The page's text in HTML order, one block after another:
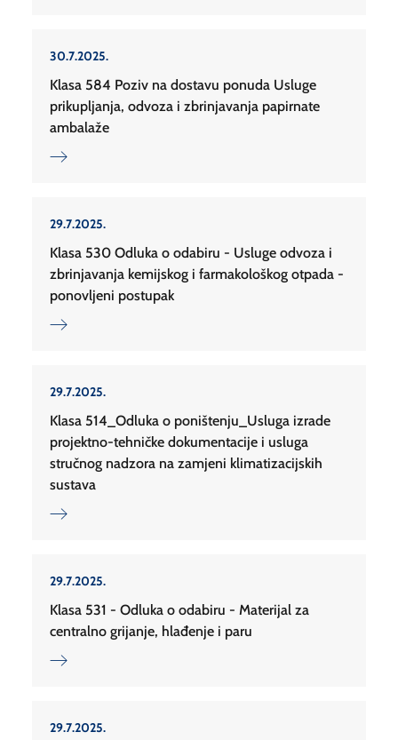
30.7.2025.
Klasa 584 Poziv na dostavu ponuda Usluge
prikupljanja, odvoza i zbrinjavanja papirnate
ambalaže
29.7.2025.
Klasa 530 Odluka o odabiru - Usluge odvoza i
zbrinjavanja kemijskog i farmakološkog otpada -
ponovljeni postupak
29.7.2025.
Klasa 514_Odluka o poništenju_Usluga izrade
projektno-tehničke dokumentacije i usluga
stručnog nadzora na zamjeni klimatizacijskih
sustava
29.7.2025.
Klasa 531 - Odluka o odabiru - Materijal za
centralno grijanje, hlađenje i paru
29.7.2025.